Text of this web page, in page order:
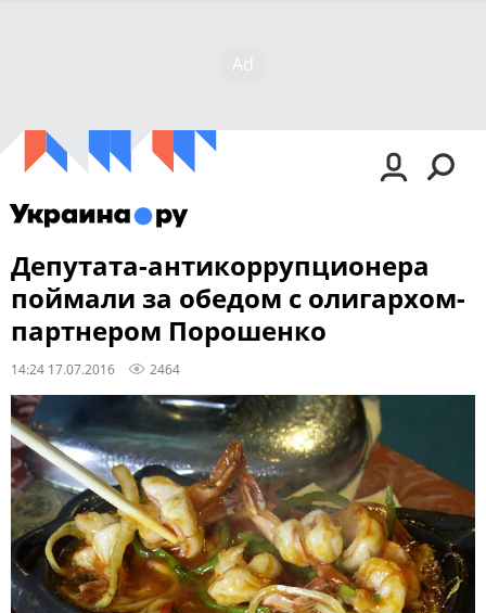
Депутата-антикоррупционера
поймали за обедом с олигархом-
партнером Порошенко
14:24 17.07.2016 2464